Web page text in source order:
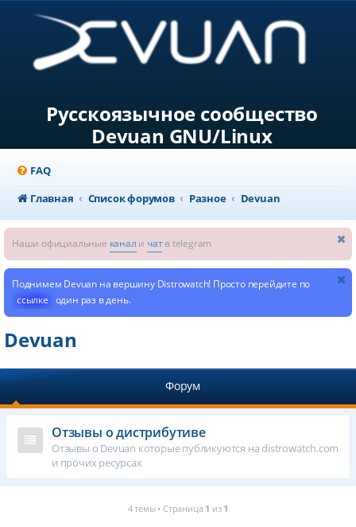
Русскоязычное сообщество
Devuan GNU/Linux
FAQ
Главная
Список форумов Разное Devuan
Наши официальные канал и чатв telegram
Поднимем Devuan на вершину Distrowatch! Просто перейдите по
ссылке один раз в день.
Devuan
Форум
Отзывы о дистрибутиве
Отзывы о Devuan которые публикуются на distrowatch.com
и прочих ресурсах
4 темы • Страница 1 из 1